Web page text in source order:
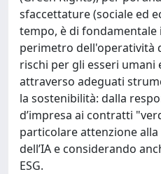
sfaccettature (sociale ed
tempo, è di
perimetro dell'operatività
rischi per gli esseri
attraverso adeguati
la sostenibilità: dalla
d’impresa ai contratti
particolare attenzione
dell’IA e considerando
ESG.